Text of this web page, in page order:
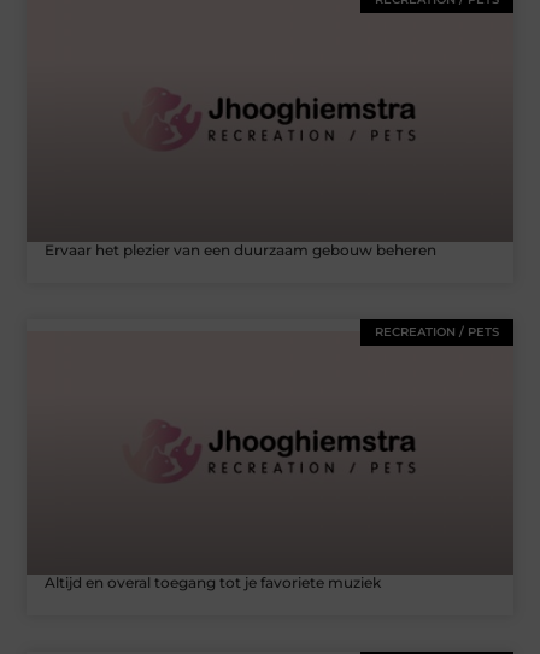
Ervaar het plezier van een duurzaam gebouw beheren
RECREATION / PETS
Altijd en overal toegang tot je favoriete muziek